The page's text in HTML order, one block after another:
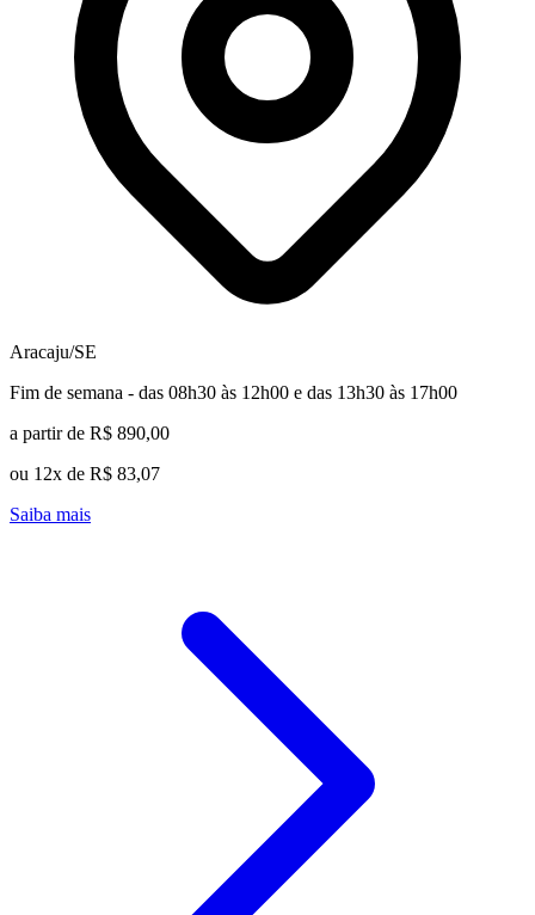
Aracaju/SE
Fim de semana - das 08h30 às 12h00 e das 13h30 às 17h00
a partir de R$ 890,00
ou 12x de R$ 83,07
Saiba mais